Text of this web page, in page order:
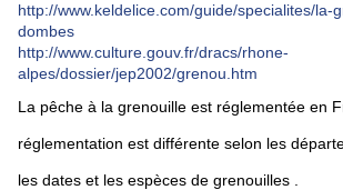
http://www.keldelice.com/guide/specialites/la-
dombes
http://www.culture.gouv.fr/dracs/rhone-
alpes/dossier/jep2002/grenou.htm
La pêche à la grenouille est réglementée en
réglementation est différente selon les
les dates et les espèces de grenouilles .